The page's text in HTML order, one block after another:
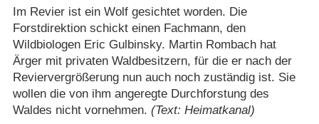
Im Revier ist ein Wolf gesichtet worden. Die
Forstdirektion schickt einen Fachmann, den
Wildbiologen Eric Gulbinsky. Martin Rombach hat
Ärger mit privaten Waldbesitzern, für die er nach der
Reviervergrößerung nun auch noch zuständig ist. Sie
wollen die von ihm angeregte Durchforstung des
Waldes nicht vornehmen. (Text: Heimatkanal)